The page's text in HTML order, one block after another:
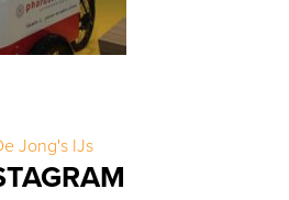
Jong's IJs